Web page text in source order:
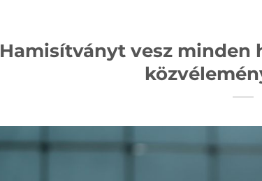
Hamisítványt vesz minden